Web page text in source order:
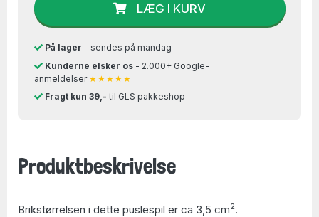
LÆG I KURV
På lager - sendes på mandag
Kunderne elsker os- 2.000+ Google-
anmeldelser ★★★★★
Fragt kun 39,- til GLS pakkeshop
Produktbeskrivelse
Brikstørrelsen i dette puslespil er ca 3,5 cm2.